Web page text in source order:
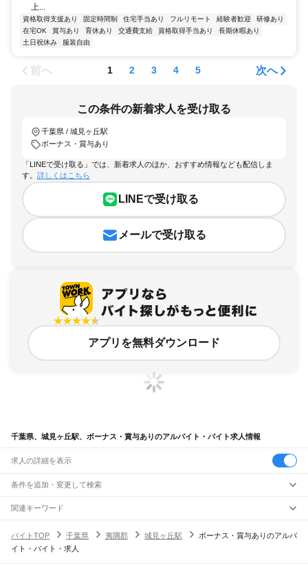
上...
資格取得支援あり 固定時間制 住宅手当あり フルリモート 経験者歓迎
研修あり
在宅OK
賞与あり 育休あり 交通費支給 資格取得手当あり
長期休暇あり
土日祝休み
服装自由
前へ 1 2 3 4 5 次へ
この条件の新着求人を受け取る
千葉県 / 城見ヶ丘駅
ボーナス・賞与あり
「LINEで受け取る」では、新着求人のほか、おすすめ情報なども配信しま
す。 詳しくはこちら
LINEで受け取る
メールで受け取る
アプリを無料ダウンロード
千葉県、城見ヶ丘駅、ボーナス・賞与ありのアルバイト・バイト求人情報
求人の詳細を表示
条件を追加・変更して検索
市区町村を追加・変更
千葉県すべて
千葉市 すべて
駅を追加・変更
職種を追加・変更
関連キーワード
バイトTOP
千葉県 夷隅郡 城見ヶ丘駅
ボーナス・賞与ありのアルバ
イト・バイト・求人